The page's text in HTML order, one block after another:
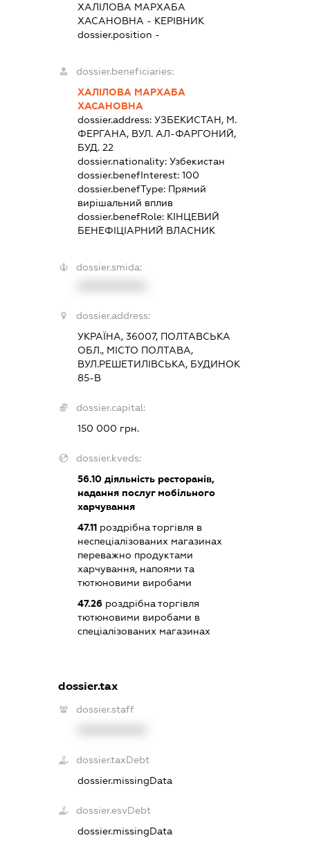
ХАЛІЛОВА МАРХАБА
ХАСАНОВНА - КЕРІВНИК
dossier.position -
dossier.beneficiaries:
ХАЛІЛОВА МАРХАБА
ХАСАНОВНА
dossier.address: УЗБЕКИСТАН, М.
ФЕРГАНА, ВУЛ. АЛ-ФАРГОНИЙ,
БУД. 22
dossier.nationality: Узбекистан
dossier.benefInterest: 100
dossier.benefType: Прямий
вирішальний вплив
dossier.benefRole: КІНЦЕВИЙ
БЕНЕФІЦІАРНИЙ ВЛАСНИК
dossier.smida:
dossier.address:
УКРАЇНА, 36007, ПОЛТАВСЬКА
ОБЛ., МІСТО ПОЛТАВА,
ВУЛ.РЕШЕТИЛІВСЬКА, БУДИНОК
85-В
dossier.capital:
150 000 грн.
dossier.kveds:
56.10діяльність ресторанів,
надання послуг мобільного
харчування
47.11роздрібна торгівля в
неспеціалізованих магазинах
переважно продуктами
харчування, напоями та
тютюновими виробами
47.26роздрібна торгівля
тютюновими виробами в
спеціалізованих магазинах
dossier.tax
dossier.staff
dossier.taxDebt
dossier.missingData
dossier.esvDebt
dossier.missingData